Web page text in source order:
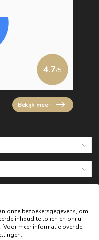
4.7/5
Bekijk meer
onze bezoekersgegevens, om
inhoud te tonen en om u
Voor meer informatie over de